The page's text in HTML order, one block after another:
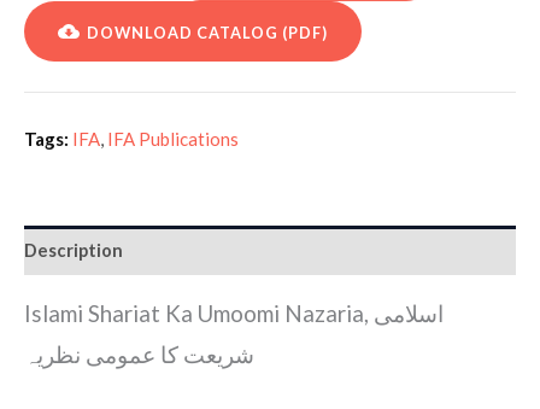
DOWNLOAD CATALOG (PDF)
Tags: IFA IFA Publications
Description
Islami Shariat Ka Umoomi Nazaria, اسلامی
شریعت کا عمومی نظریہ